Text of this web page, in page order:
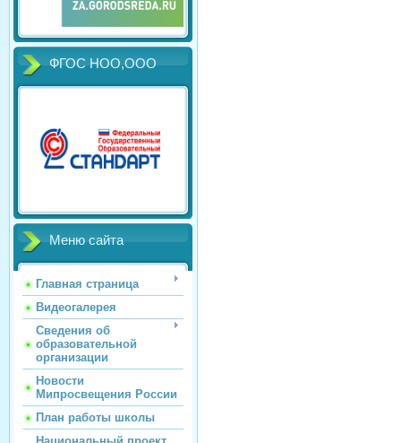
ФГОС НОО,ООО
Меню сайта
Главная страница
Видеогалерея
Сведения об
образовательной
организации
Новости
Мипросвещения России
План работы школы